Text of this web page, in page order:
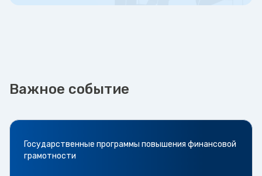
Важное событие
Государственные программы повышения финансовой
грамотности